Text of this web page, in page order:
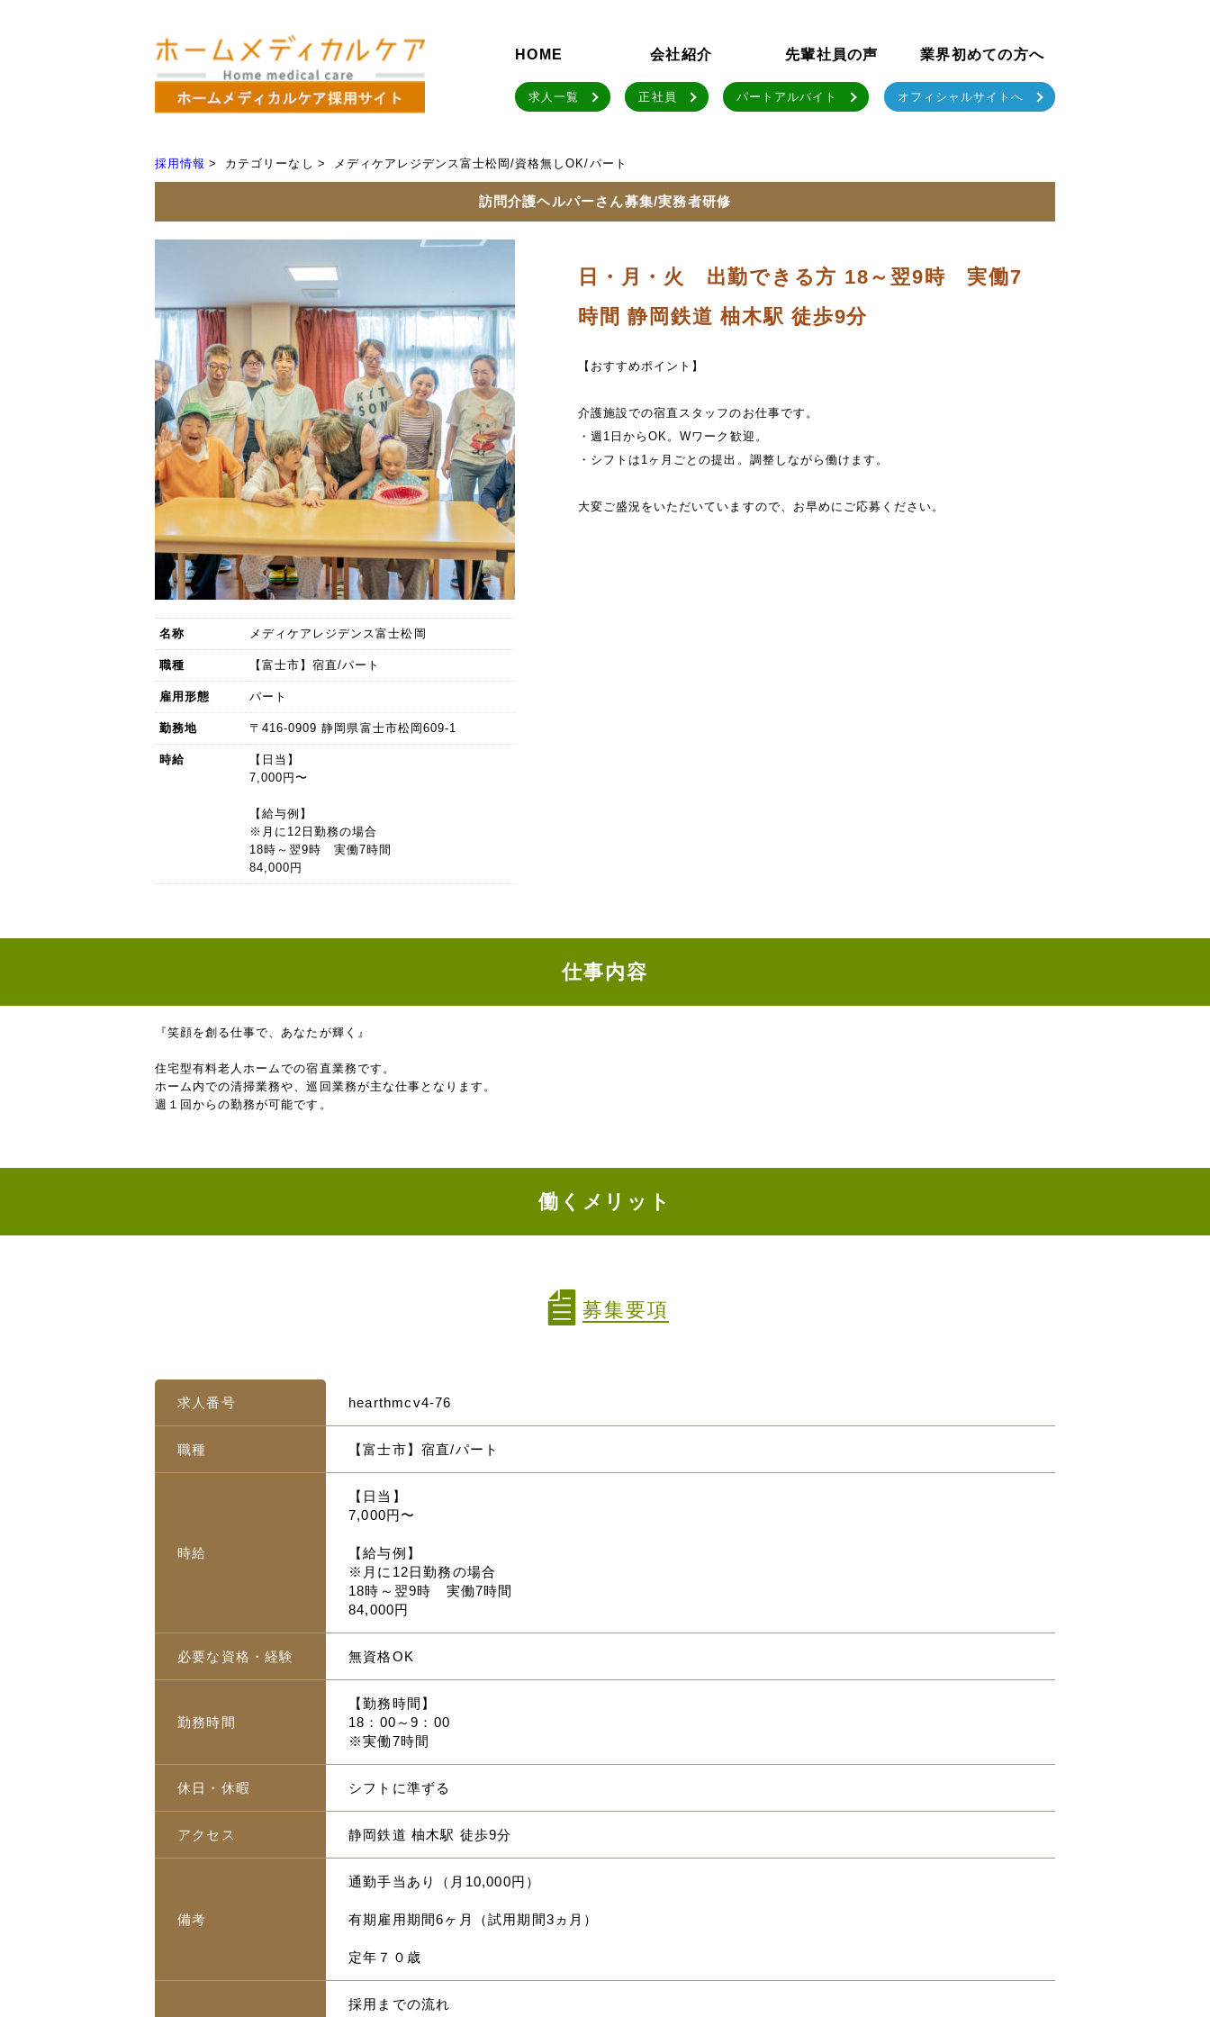
HOME 会社紹介 先輩社員の声 業界初めての方へ
求人一覧 正社員 パートアルバイト オフィシャルサイトへ
採用情報 カテゴリーなし メディケアレジデンス富士松岡/資格無しOK/パート
訪問介護ヘルパーさん募集/実務者研修
名称 メディケアレジデンス富士松岡
職種 【富士市】宿直/パート
雇用形態 パート
勤務地 〒416-0909 静岡県富士市松岡609-1
時給
【日当】
7,000円〜
【給与例】
※月に12日勤務の場合
18時～翌9時 実働7時間
84,000円
日・月・火 出勤できる方 18～翌9時 実働7
時間 静岡鉄道 柚木駅 徒歩9分
【おすすめポイント】
介護施設での宿直スタッフのお仕事です。
・週1日からOK。Wワーク歓迎。
・シフトは1ヶ月ごとの提出。調整しながら働けます。
大変ご盛況をいただいていますので、お早めにご応募ください。
仕事内容
『笑顔を創る仕事で、あなたが輝く』
住宅型有料老人ホームでの宿直業務です。
ホーム内での清掃業務や、巡回業務が主な仕事となります。
週１回からの勤務が可能です。
働くメリット
募集要項
求人番号 hearthmcv4-76
職種 【富士市】宿直/パート
時給
【日当】
7,000円〜
【給与例】
※月に12日勤務の場合
18時～翌9時 実働7時間
84,000円
必要な資格・経験 無資格OK
勤務時間
【勤務時間】
18：00～9：00
※実働7時間
休日・休暇 シフトに準ずる
アクセス 静岡鉄道 柚木駅 徒歩9分
備考
通勤手当あり（月10,000円）
有期雇用期間6ヶ月（試用期間3ヵ月）
定年７０歳
採用までの流れ